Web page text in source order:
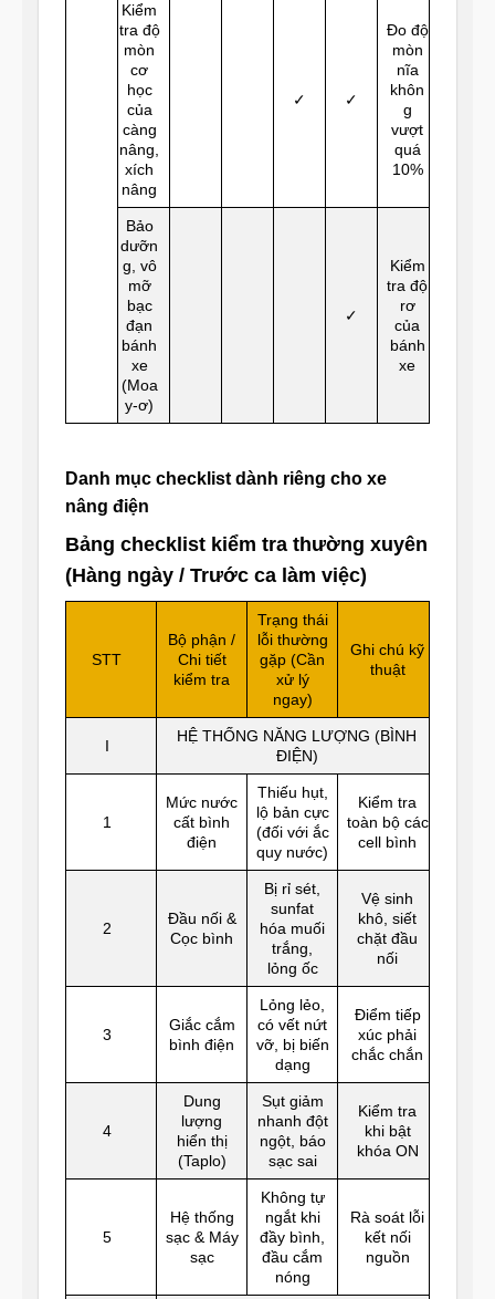
Kiểm
tra độ
mòn
cơ
học
của
càng
nâng,
xích
nâng
✓ ✓
Đo độ
mòn
nĩa
khôn
g
vượt
quá
10%
Bảo
dưỡn
g, vô
mỡ
bạc
đạn
bánh
xe
(Moa
y-ơ)
✓
Kiểm
tra độ
rơ
của
bánh
xe
Danh mục checklist dành riêng cho xe
nâng điện
Bảng checklist kiểm tra thường xuyên
(Hàng ngày / Trước ca làm việc)
STT
Bộ phận /
Chi tiết
kiểm tra
Trạng thái
lỗi thường
gặp (Cần
xử lý
ngay)
Ghi chú kỹ
thuật
I
HỆ THỐNG NĂNG LƯỢNG (BÌNH
ĐIỆN)
1
Mức nước
cất bình
điện
Thiếu hụt,
lộ bản cực
(đối với ắc
quy nước)
Kiểm tra
toàn bộ các
cell bình
2
Đầu nối &
Cọc bình
Bị rỉ sét,
sunfat
hóa muối
trắng,
lỏng ốc
Vệ sinh
khô, siết
chặt đầu
nối
3
Giắc cắm
bình điện
Lỏng lẻo,
có vết nứt
vỡ, bị biến
dạng
Điểm tiếp
xúc phải
chắc chắn
4
Dung
lượng
hiển thị
(Taplo)
Sụt giảm
nhanh đột
ngột, báo
sạc sai
Kiểm tra
khi bật
khóa ON
5
Hệ thống
sạc & Máy
sạc
Không tự
ngắt khi
đầy bình,
đầu cắm
nóng
Rà soát lỗi
kết nối
nguồn